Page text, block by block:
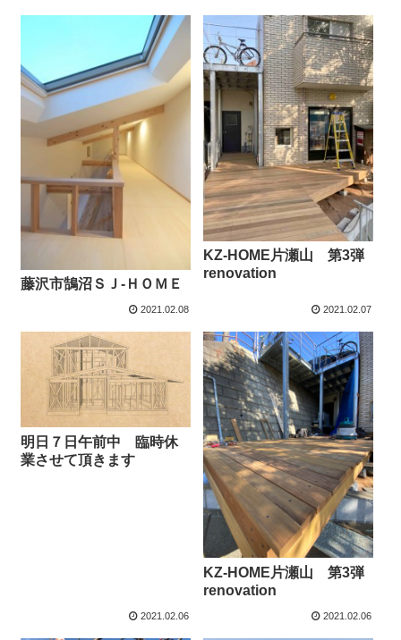
藤沢市鵠沼ＳＪ-ＨＯＭＥ
2021.02.08
KZ-HOME片瀬山 第3弾
renovation
2021.02.07
明日７日午前中 臨時休
業させて頂きます
2021.02.06
KZ-HOME片瀬山 第3弾
renovation
2021.02.06